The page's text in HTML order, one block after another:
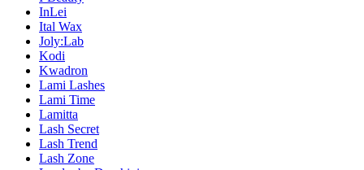
InLei
Ital Wax
Joly:Lab
Kodi
Kwadron
Lami Lashes
Lami Time
Lamitta
Lash Secret
Lash Trend
Lash Zone